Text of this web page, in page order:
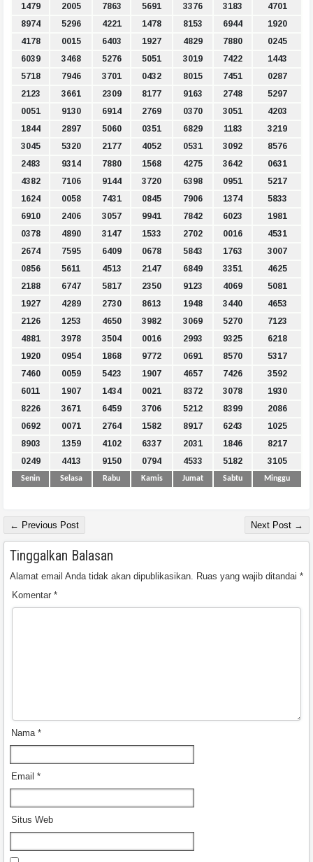
1479
2005 7863 5691 3376 3183
4701
8974
5296 4221 1478 8153 6944
1920
4178
0015 6403 1927 4829 7880
0245
6039
3468 5276 5051 3019 7422
1443
5718
7946 3701 0432 8015 7451
0287
2123
3661 2309 8177 9163 2748
5297
0051
9130 6914 2769 0370 3051
4203
1844
2897 5060 0351 6829 1183
3219
3045
5320 2177 4052 0531 3092
8576
2483
9314 7880 1568 4275 3642
0631
4382
7106 9144 3720 6398 0951
5217
1624
0058 7431 0845 7906 1374
5833
6910
2406 3057 9941 7842 6023
1981
0378
4890 3147 1533 2702 0016
4531
2674
7595 6409 0678 5843 1763
3007
0856
5611 4513 2147 6849 3351
4625
2188
6747 5817 2350 9123 4069
5081
1927
4289 2730 8613 1948 3440
4653
2126
1253 4650 3982 3069 5270
7123
4881
3978 3504 0016 2993 9325
6218
1920
0954 1868 9772 0691 8570
5317
7460
0059 5423 1907 4657 7426
3592
6011
1907 1434 0021 8372 3078
1930
8226
3671 6459 3706 5212 8399
2086
0692
0071 2764 1582 8917 6243
1025
8903
1359 4102 6337 2031 1846
8217
0249
4413 9150 0794 4533 5182 3105
Senin Selasa Rabu Kamis Jumat Sabtu Minggu
← Previous Post Next Post →
Tinggalkan Balasan
Alamat email Anda tidak akan dipublikasikan. Ruas yang wajib ditandai *
Komentar *
Nama *
Email *
Situs Web